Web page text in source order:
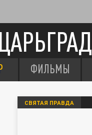
ЦАРЬГРАД
ФИЛЬМЫ
СВЯТАЯ ПРАВДА